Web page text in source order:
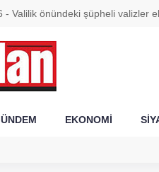
- Valilik önündeki şüpheli valizler
16,2369
27,9743
EKONOMİ